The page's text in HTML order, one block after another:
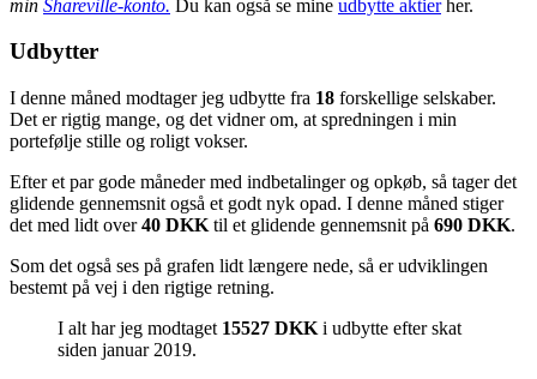
min Shareville-konto. Du kan også se mine udbytte aktierher.
Udbytter
I denne måned modtager jeg udbytte fra 18 forskellige selskaber.
Det er rigtig mange, og det vidner om, at spredningen i min
portefølje stille og roligt vokser.
Efter et par gode måneder med indbetalinger og opkøb, så tager det
glidende gennemsnit også et godt nyk opad. I denne måned stiger
det med lidt over40 DKK til et glidende gennemsnit på 690 DKK.
Som det også ses på grafen lidt længere nede, så er udviklingen
bestemt på vej i den rigtige retning.
I alt har jeg modtaget 15527 DKK i udbytte efter skat
siden januar 2019.